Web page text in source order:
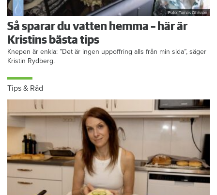
Foto: Tomas Ohlsson
Så sparar du vatten hemma – här är
Kristins bästa tips
Knepen är enkla: ”Det är ingen uppoffring alls från min sida”, säger
Kristin Rydberg.
Tips & Råd